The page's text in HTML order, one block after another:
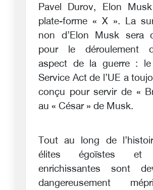
Pavel Durov, Elon
plate-forme « X ». La
non d’Elon Musk sera
pour le déroulement
aspect de la guerre : le
Service Act de l’UE a
conçu pour servir de «
au « César » de Musk.
Tout au long de
élites égoïstes et
enrichissantes sont
dangereusement